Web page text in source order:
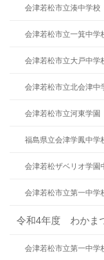
会津若松市立湊中学校
会津若松市立一箕中学
会津若松市立大戸中学
会津若松市立北会津中
会津若松市立河東学園
福島県立会津学鳳中学
会津若松ザベリオ学園
会津若松市立第一中学
令和4年度 わかま
会津若松市立第一中学